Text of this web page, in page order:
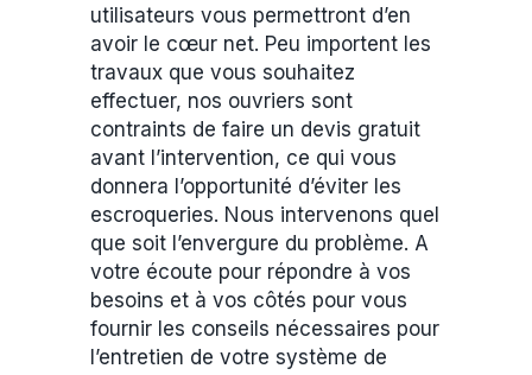
utilisateurs vous permettront d’en
avoir le cœur net. Peu importent les
travaux que vous souhaitez
effectuer, nos ouvriers sont
contraints de faire un devis gratuit
avant l’intervention, ce qui vous
donnera l’opportunité d’éviter les
escroqueries. Nous intervenons quel
que soit l’envergure du problème. A
votre écoute pour répondre à vos
besoins et à vos côtés pour vous
fournir les conseils nécessaires pour
l’entretien de votre système de